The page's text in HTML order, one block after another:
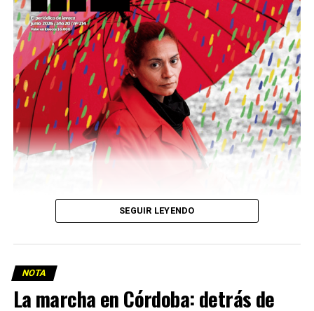
Descargar la Mu en PDF
SEGUIR LEYENDO
NOTA
La marcha en Córdoba: detrás de